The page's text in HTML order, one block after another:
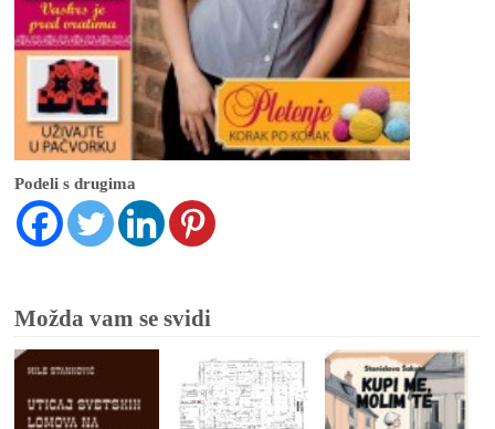
Podeli s drugima
Možda vam se svidi